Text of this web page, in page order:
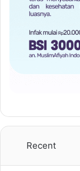
Recent